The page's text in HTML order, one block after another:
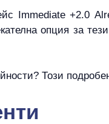
Immediate +2.0
опция за
Този